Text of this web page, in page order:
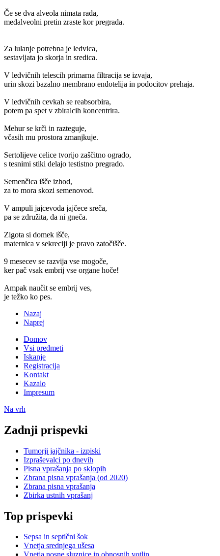
Če se dva alveola nimata rada,
medalveolni pretin zraste kor pregrada.
Za lulanje potrebna je ledvica,
sestavljata jo skorja in sredica.
V ledvičnih telescih primarna filtracija se izvaja,
urin skozi bazalno membrano endotelija in podocitov prehaja.
V ledvičnih cevkah se reabsorbira,
potem pa spet v zbiralcih koncentrira.
Mehur se krči in razteguje,
včasih mu prostora zmanjkuje.
Sertolijeve celice tvorijo zaščitno ogrado,
s tesnimi stiki delajo testistno pregrado.
Semenčica išče izhod,
za to mora skozi semenovod.
V ampuli jajcevoda jajčece sreča,
pa se združita, da ni gneča.
Zigota si domek išče,
maternica v sekreciji je pravo zatočišče.
9 mesecev se razvija vse mogoče,
ker pač vsak embrij vse organe hoče!
Ampak naučit se embrij ves,
je težko ko pes.
Nazaj
Naprej
Domov
Vsi predmeti
Iskanje
Registracija
Kontakt
Kazalo
Impresum
Na vrh
Zadnji prispevki
Tumorji jajčnika - izpiski
Izpraševalci po dnevih
Pisna vprašanja po sklopih
Zbrana pisna vprašanja (od 2020)
Zbrana pisna vprašanja
Zbirka ustnih vprašanj
Top prispevki
Sepsa in septični šok
Vnetja srednjega ušesa